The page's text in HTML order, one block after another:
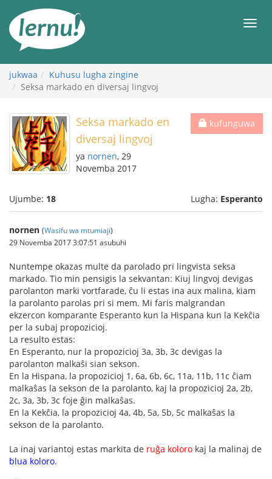
maudhui
jukwaa
Kuhusu lugha zingine
Seksa markado en diversaj lingvoj
kufunguwa
Seksa markado en
diversaj lingvoj
ya nornen, 29
Novemba 2017
Ujumbe: 18 Lugha: Esperanto
nornen (Wasifu wa mtumiaji)
29 Novemba 2017 3:07:51 asubuhi
Nuntempe okazas multe da parolado pri lingvista seksa
markado. Tio min pensigis la sekvantan: Kiuj lingvoj devigas
parolanton marki vortfarade, ĉu li estas ina aux malina, kiam
la parolanto parolas pri si mem. Mi faris malgrandan
ekzercon komparante Esperanto kun la Hispana kun la Kekĉia
per la subaj propozicioj.
La resulto estas:
En Esperanto, nur la propozicioj 3a, 3b, 3c devigas la
parolanton malkaŝi sian sekson.
En la Hispana, la propozicioj 1, 6a, 6b, 6c, 11a, 11b, 11c ĉiam
malkaŝas la sekson de la parolanto, kaj la propozicioj 2a, 2b,
2c, 3a, 3b, 3c foje ĝin malkaŝas.
En la Kekĉia, la propozicioj 4a, 4b, 5a, 5b, 5c malkaŝas la
sekson de la parolanto.
La inaj variantoj estas markita de ruĝa koloro kaj la malinaj de
blua koloro.